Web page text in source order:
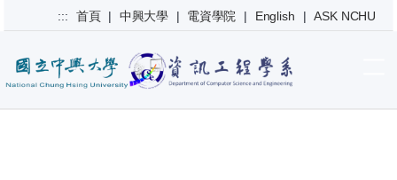
主
要
::: 首頁 | 中興大學 | 電資學院 | English | ASK NCHU